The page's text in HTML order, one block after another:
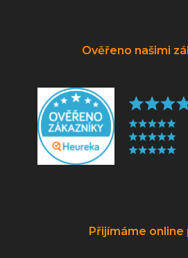
Ověřeno našimi
Přijímáme online